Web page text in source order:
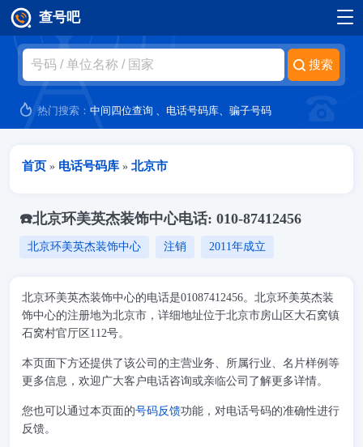
跳转到主要内容
查号吧
热门搜索：中间四位查询 、 电话号码库、骗子号码
当前位置
首页 » 电话号码库 » 北京市
☎️北京环美英杰装饰中心电话: 010-87412456
北京环美英杰装饰中心 注销 2011年成立
北京环美英杰装饰中心的电话是01087412456。北京环美英杰装
饰中心的注册地为北京市，详细地址位于北京市房山区大石窝镇
石窝村官厅区112号。
本页面下方还提供了该公司的主营业务、所属行业、名片样例等
更多信息，欢迎广大客户电话咨询或亲临公司了解更多详情。
您也可以通过本页面的号码反馈功能，对电话号码的准确性进行
反馈。